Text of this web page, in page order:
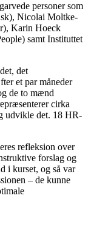
personer som
Nicolai Moltke-
Karin Hoeck
samt Instituttet
det
et par måneder
de to mænd
cirka
udvikle det. 18 HR-
refleksion over
forslag og
i kurset, og så var
– de kunne